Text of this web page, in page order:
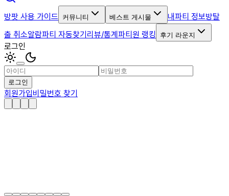
방팟 사용 가이드 커뮤니티 베스트 게시물 내파티 정보방탈
출 취소알람파티 자동찾기리뷰/통계파티원 랭킹 후기 라운지
로그인
로그인
회원가입비밀번호 찾기